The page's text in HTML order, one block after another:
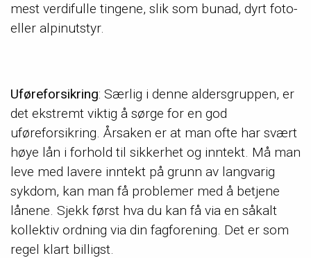
mest verdifulle tingene, slik som bunad, dyrt foto-
eller alpinutstyr.
Uføreforsikring: Særlig i denne aldersgruppen, er
det ekstremt viktig å sørge for en god
uføreforsikring. Årsaken er at man ofte har svært
høye lån i forhold til sikkerhet og inntekt. Må man
leve med lavere inntekt på grunn av langvarig
sykdom, kan man få problemer med å betjene
lånene. Sjekk først hva du kan få via en såkalt
kollektiv ordning via din fagforening. Det er som
regel klart billigst.